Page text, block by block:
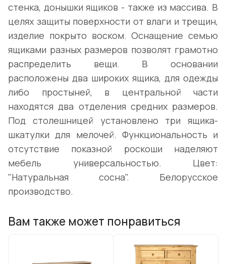
стенка, донышки ящиков - также из массива. В
целях защиты поверхности от влаги и трещин,
изделие покрыто воском. Оснащение семью
ящиками разных размеров позволят грамотно
распределить вещи. В основании
расположены два широких ящика, для одежды
либо простыней, в центральной части
находятся два отделения средних размеров.
Под столешницей установлено три ящика-
шкатулки для мелочей. Функциональность и
отсутствие показной роскоши наделяют
мебель универсальностью. Цвет:
"Натуральная сосна". Белорусское
производство.
Вам также может понравиться